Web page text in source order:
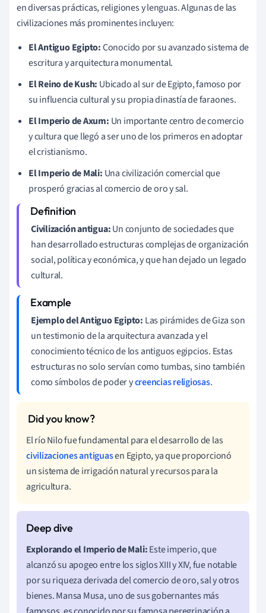
en diversas prácticas, religiones y lenguas. Algunas de las
civilizaciones más prominentes incluyen:
El Antiguo Egipto:Conocido por su avanzado sistema de
escritura y arquitectura monumental.
El Reino de Kush: Ubicado al sur de Egipto, famoso por
su influencia cultural y su propia dinastía de faraones.
El Imperio de Axum: Un importante centro de comercio
y cultura que llegó a ser uno de los primeros en adoptar
el cristianismo.
El Imperio de Mali: Una civilización comercial que
prosperó gracias al comercio de oro y sal.
Civilización antigua:Un conjunto de sociedades que
han desarrollado estructuras complejas de organización
social, política y económica, y que han dejado un legado
cultural.
Ejemplo del Antiguo Egipto: Las pirámides de Giza son
un testimonio de la arquitectura avanzada y el
conocimiento técnico de los antiguos egipcios. Estas
estructuras no solo servían como tumbas, sino también
como símbolos de poder ycreencias religiosas.
El río Nilo fue fundamental para el desarrollo de las
civilizaciones antiguasen Egipto, ya que proporcionó
un sistema de irrigación natural y recursos para la
agricultura.
Explorando el Imperio de Mali:Este imperio, que
alcanzó su apogeo entre los siglos XIII y XIV, fue notable
por su riqueza derivada del comercio de oro, sal y otros
bienes. Mansa Musa, uno de sus gobernantes más